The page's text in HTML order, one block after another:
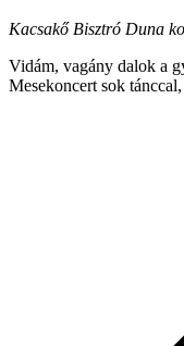
Kacsakő Bisztró Duna
Vidám, vagány dalok a
Mesekoncert sok